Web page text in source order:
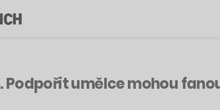
umělce mohou